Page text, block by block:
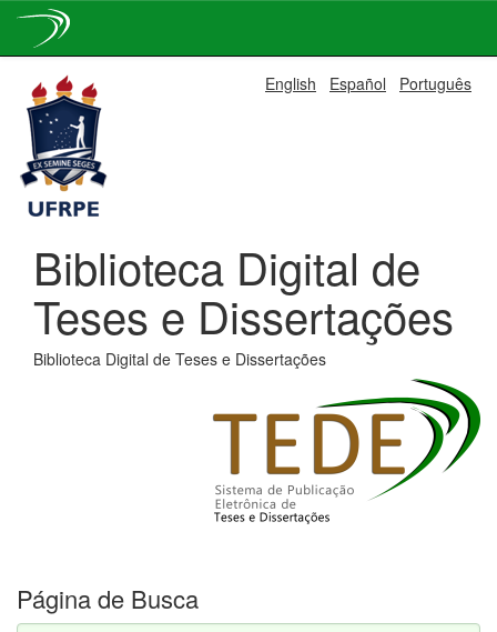
navigation
English Español Português
Biblioteca Digital de
Teses e Dissertações
Biblioteca Digital de Teses e Dissertações
Página de Busca